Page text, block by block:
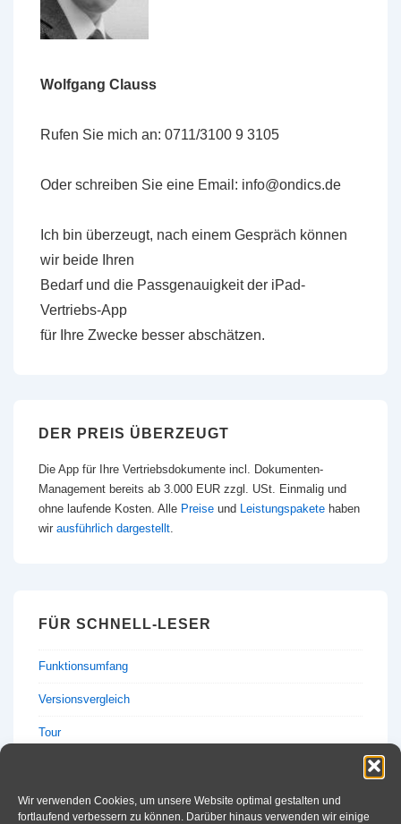
Wir verwenden Cookies, um unsere Website optimal gestalten und
fortlaufend verbessern zu können. Darüber hinaus verwenden wir einige
Wolfgang Clauss
Rufen Sie mich an: 0711/3100 9 3105
Oder schreiben Sie eine Email: info@ondics.de
Ich bin überzeugt, nach einem Gespräch können
wir beide Ihren
Bedarf und die Passgenauigkeit der iPad-
Vertriebs-App
für Ihre Zwecke besser abschätzen.
DER PREIS ÜBERZEUGT
Die App für Ihre Vertriebsdokumente incl. Dokumenten-
Management bereits ab 3.000 EUR zzgl. USt. Einmalig und
ohne laufende Kosten. Alle Preise und Leistungspakete haben
wir ausführlich dargestellt
FÜR SCHNELL-LESER
Funktionsumfang
Versionsvergleich
Tour